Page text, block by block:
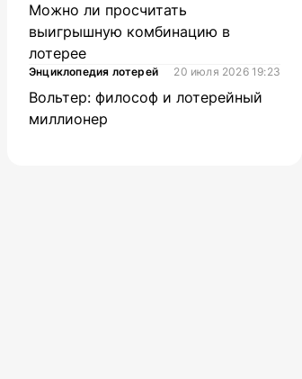
Можно ли просчитать
выигрышную комбинацию в
лотерее
Энциклопедия лотерей 20 июля 2026 19:23
Вольтер: философ и лотерейный
миллионер